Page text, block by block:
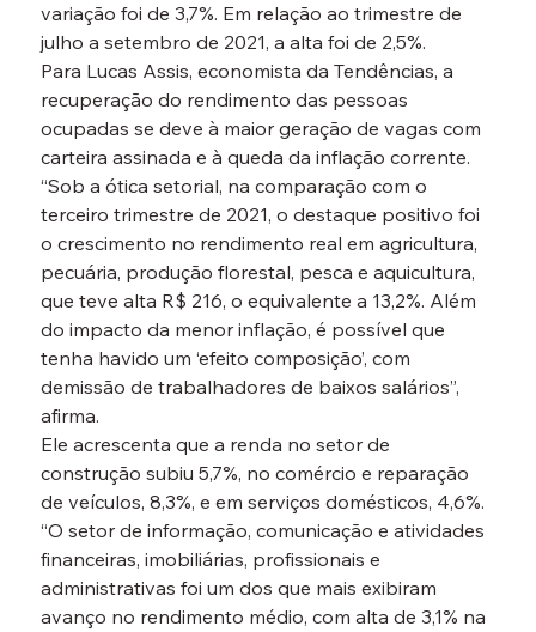
variação foi de 3,7%. Em relação ao trimestre de
julho a setembro de 2021, a alta foi de 2,5%.
Para Lucas Assis, economista da Tendências, a
recuperação do rendimento das pessoas
ocupadas se deve à maior geração de vagas com
carteira assinada e à queda da inflação corrente.
“Sob a ótica setorial, na comparação com o
terceiro trimestre de 2021, o destaque positivo foi
o crescimento no rendimento real em agricultura,
pecuária, produção florestal, pesca e aquicultura,
que teve alta R$ 216, o equivalente a 13,2%. Além
do impacto da menor inflação, é possível que
tenha havido um ‘efeito composição’, com
demissão de trabalhadores de baixos salários”,
afirma.
Ele acrescenta que a renda no setor de
construção subiu 5,7%, no comércio e reparação
de veículos, 8,3%, e em serviços domésticos, 4,6%.
“O setor de informação, comunicação e atividades
financeiras, imobiliárias, profissionais e
administrativas foi um dos que mais exibiram
avanço no rendimento médio, com alta de 3,1% na